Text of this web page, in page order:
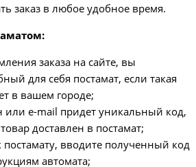
заказ в любое удобное время.
заказа на сайте, вы
для себя постамат, если такая
в вашем городе;
или e-mail придет уникальный код,
доставлен в постамат;
вводите полученный код
автомата;